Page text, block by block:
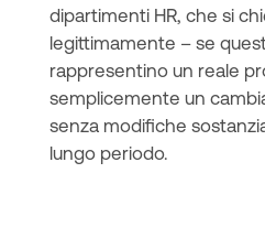
dipartimenti HR, che si
legittimamente – se
rappresentino un reale
semplicemente un
senza modifiche
lungo periodo.